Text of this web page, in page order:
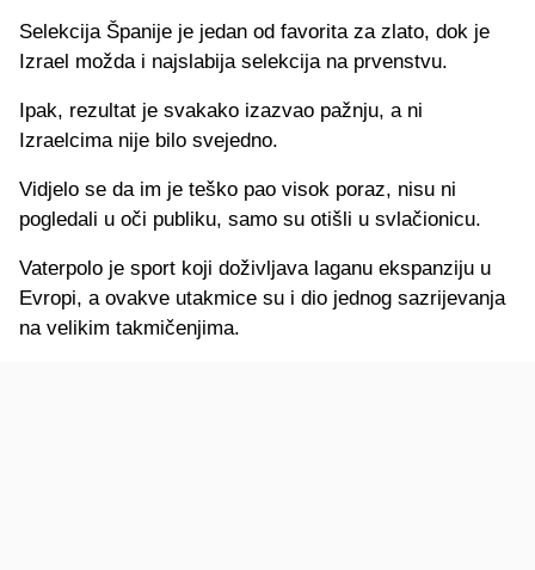
Selekcija Španije je jedan od favorita za zlato, dok je
Izrael možda i najslabija selekcija na prvenstvu.
Ipak, rezultat je svakako izazvao pažnju, a ni
Izraelcima nije bilo svejedno.
Vidjelo se da im je teško pao visok poraz, nisu ni
pogledali u oči publiku, samo su otišli u svlačionicu.
Vaterpolo je sport koji doživljava laganu ekspanziju u
Evropi, a ovakve utakmice su i dio jednog sazrijevanja
na velikim takmičenjima.